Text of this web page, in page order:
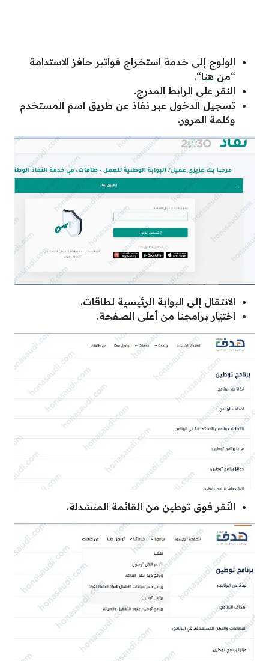
الولوج إلى خدمة استخراج فواتير حافز الاستدامة
“من هنا“.
النقر على الرابط المدرج.
تسجيل الدخول عبر نفاذ عن طريق اسم المستخدم
وكلمة المرور.
الانتقال إلى البوابة الرئيسية لطاقات.
اختيَار برامجنا من أعلى الصفحة.
النّقر فوق توطين من القائمة المنسَدلة.